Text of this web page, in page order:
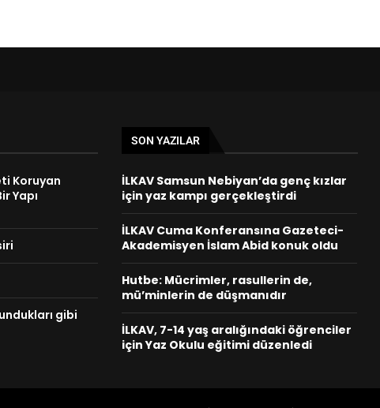
Koruyan
Yapı
gibi
SON YAZILAR
İLKAV Samsun Nebiyan’da genç kızlar
için yaz kampı gerçekleştirdi
İLKAV Cuma Konferansına Gazeteci-
Akademisyen İslam Abid konuk oldu
Hutbe: Mücrimler, rasullerin de,
mü’minlerin de düşmanıdır
İLKAV, 7-14 yaş aralığındaki öğrenciler
için Yaz Okulu eğitimi düzenledi